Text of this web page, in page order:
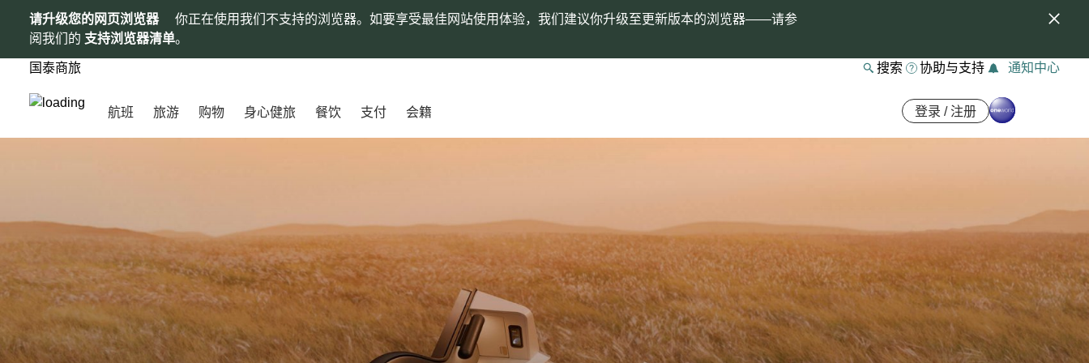
请升级您的网页浏览器
你正在使用我们不支持的浏览器。如要享受最佳网站使用体验，我们建议你升级至更新版本的浏览器——请参
阅我们的 支持浏览器清单。
国泰商旅 搜索 协助与支持 通知中心
航班 旅游 购物 身心健旅 餐饮 支付 会籍 登录 / 注册